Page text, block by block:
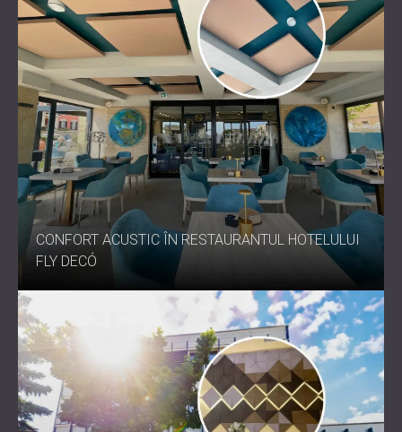
CONFORT ACUSTIC ÎN RESTAURANTUL HOTELULUI
FLY DECÓ